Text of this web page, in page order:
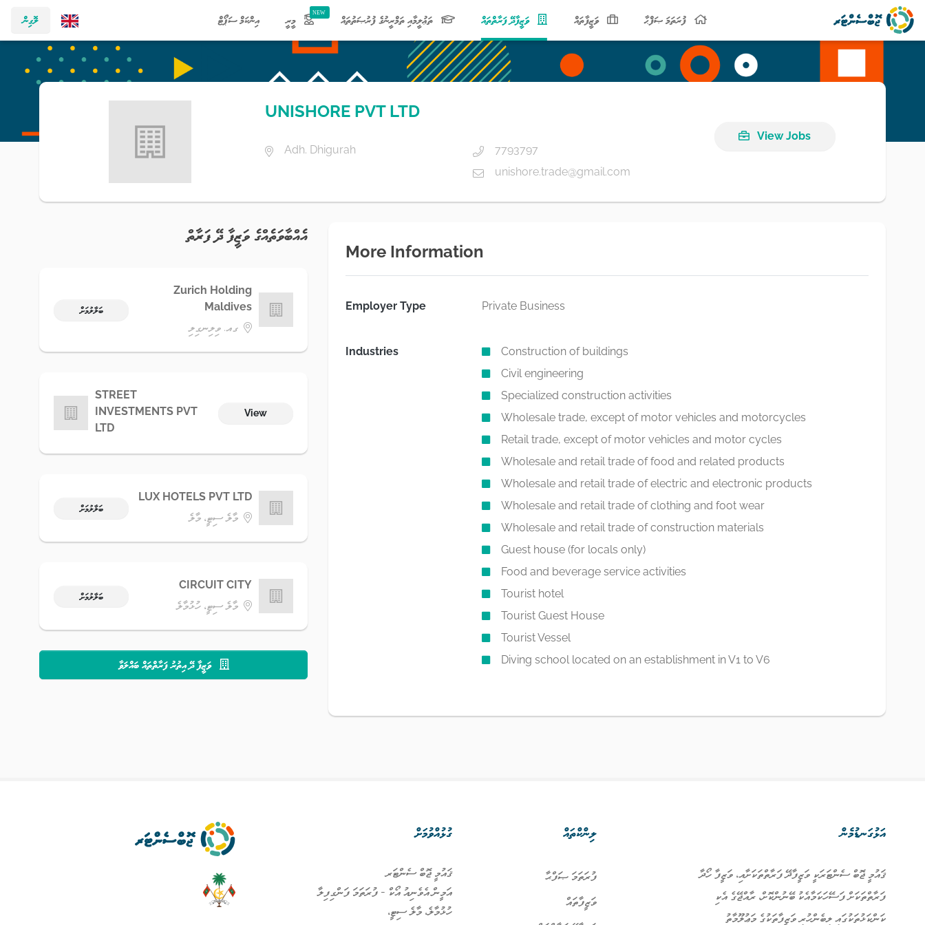
ލޮގިން ފުރަތަމަ ޞަފްޙާ ވަޒީފާތައް ވަޒީފާދޭ ފަރާތްތައް(current) ތަޢުލީމާއި ތަމްރީނުގެ ފުރުޞަތުތައް މީރީ އިންކަމް ސަޕޯޓް
UNISHORE PVT LTD
Adh. Dhigurah
7793797
unishore.trade@gmail.com
View Jobs
More Information
Employer Type Private Business
Industries
Construction of buildings
Civil engineering
Specialized construction activities
Wholesale trade, except of motor vehicles and motorcycles
Retail trade, except of motor vehicles and motor cycles
Wholesale and retail trade of food and related products
Wholesale and retail trade of electric and electronic products
Wholesale and retail trade of clothing and foot wear
Wholesale and retail trade of construction materials
Guest house (for locals only)
Food and beverage service activities
Tourist hotel
Tourist Guest House
Tourist Vessel
Diving school located on an establishment in V1 to V6
އެއްބާވަތެއްގެ ވަޒީފާ ދޭ ފަރާތް
Zurich Holding
Maldives
ގއ. ވިލިނގިލި
ބަލާލުމަށް
STREET
INVESTMENTS PVT
LTD
View
LUX HOTELS PVT LTD
މާލެ ސިޓީ، މާލެ
ބަލާލުމަށް
CIRCUIT CITY
މާލެ ސިޓީ، ހުޅުމާލެ
ބަލާލުމަށް
ވަޒީފާ ދޭ އިތުރު ފަރާތްތައް ބައްލަވާ
އަޅުގަނޑުމެން
ޤައުމީ ޖޮބް ސެންޓަރަކީ ވަޒީފާދޭ ފަރާތްތަކަށާއި، ވަޒީފާ ހޯދާ
ފަރާތްތަކަށް ފަސޭހަކަމާއެކު ބޭނުންކޮށް، ރާއްޖޭގެ އެކި
ކަންކަޅުތަކުގައި ލިބެންހުރި ވަޒީފާތަކުގެ މަޢުލޫމާތު
ލިންކްތައް
ފުރަތަމަ ޞަފްޙާ
ވަޒީފާތައް
ގުޅުއްވުމަށް
ޤައުމީ ޖޮބް ސެންޓަރ
އަމީން އެވެނިއު އޯކް - ފުރަތަމަ ފަންގިފިލާ
ހުޅުމާލެ، މާލެ ސިޓީ،